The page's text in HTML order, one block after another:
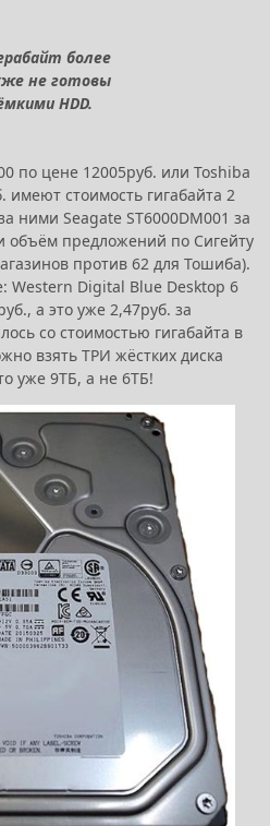
более
не готовы
HDD.
по цене 12005руб. или Toshiba
имеют стоимость гигабайта 2
ними Seagate ST6000DM001 за
объём предложений по Сигейту
против 62 для Тошиба).
Western Digital Blue Desktop 6
а это уже 2,47руб. за
со стоимостью гигабайта в
взять ТРИ жёстких диска
уже 9ТБ, а не 6ТБ!